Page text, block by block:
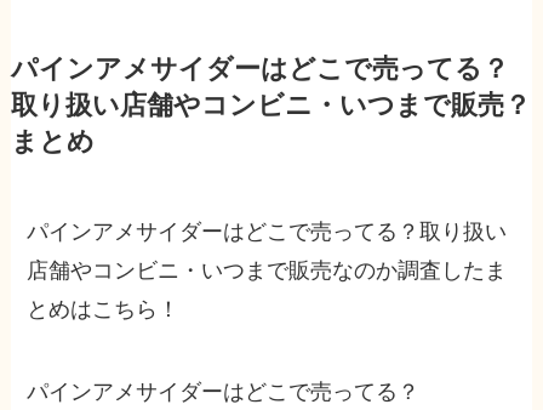
パインアメサイダーはどこで売ってる？
取り扱い店舗やコンビニ・いつまで販売？
まとめ
パインアメサイダーはどこで売ってる？取り扱い
店舗やコンビニ・いつまで販売なのか調査したま
とめはこちら！
パインアメサイダーはどこで売ってる？